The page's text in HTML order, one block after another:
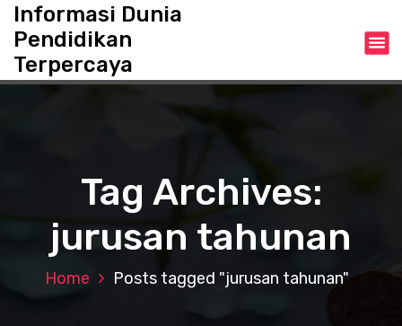
t
Informasi Dunia
Pendidikan
Terpercaya
Tag Archives:
jurusan tahunan
Home Posts tagged "jurusan tahunan"